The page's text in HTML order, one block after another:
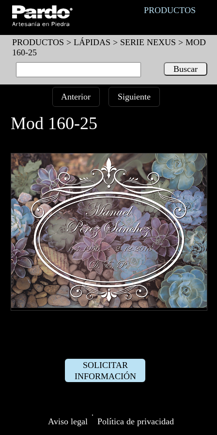
PRODUCTOS
PRODUCTOS > LÁPIDAS > SERIE NEXUS > MOD
160-25
Anterior Siguiente
Mod 160-25
SOLICITAR
INFORMACIÓN
Aviso legal
·
Política de privacidad